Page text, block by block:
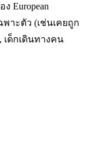
ง European
าะตัว (เช่นเคยถูก
, เด็กเดินทางคน